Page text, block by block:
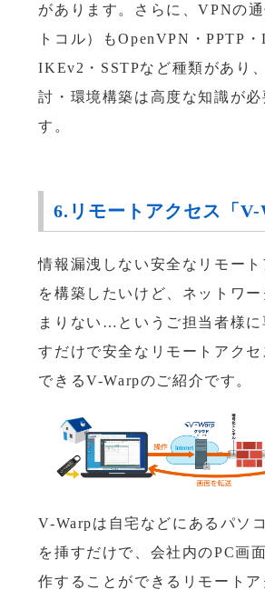
があります。さらに、VPNの
トコル）もOpenVPN・PPTP・
IKEv2・SSTPなど種類があり
討・環境構築は高度な知識が必
す。
6.リモートアクセス「V-
情報漏洩しない安全なリモー
を構築したいけど、ネットワ
まりない…というご担当者様に
すだけで安全なリモートアク
できるV-Warpのご紹介です。
V-Warpは自宅などにあるパソ
を挿すだけで、会社内のPC画
作することができるリモート